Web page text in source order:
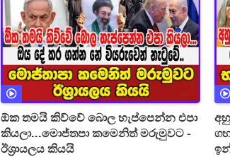
ඕක තමයි කිව්වේ බොල හැප්පෙන්න එපා
කියලා...මොජ්තපා කමෙනිත් මරුමුවට -
ඊශ්‍රායලය කියයි